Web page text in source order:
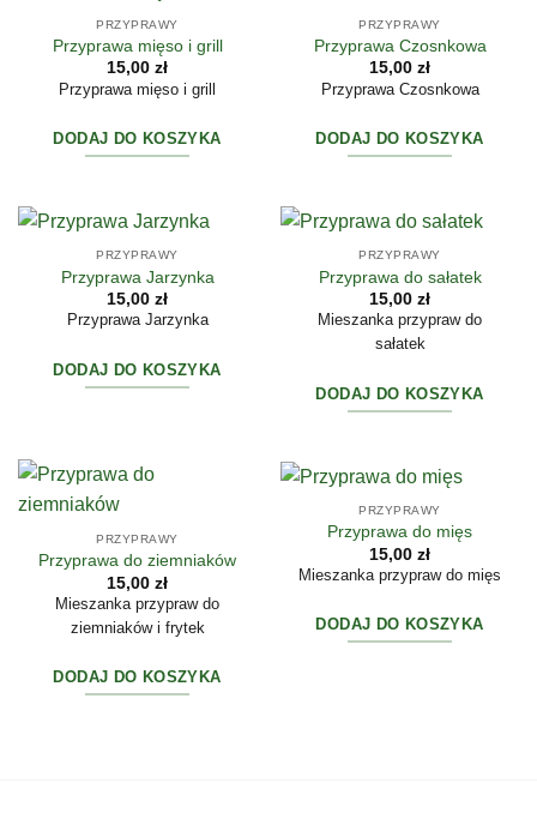
PRZYPRAWY
Przyprawa mięso i grill
15,00 zł
Przyprawa mięso i grill
DODAJ DO KOSZYKA
PRZYPRAWY
Przyprawa Czosnkowa
15,00 zł
Przyprawa Czosnkowa
DODAJ DO KOSZYKA
PRZYPRAWY
Przyprawa Jarzynka
15,00 zł
Przyprawa Jarzynka
DODAJ DO KOSZYKA
PRZYPRAWY
Przyprawa do sałatek
15,00 zł
Mieszanka przypraw do
sałatek
DODAJ DO KOSZYKA
PRZYPRAWY
Przyprawa do ziemniaków
15,00 zł
Mieszanka przypraw do
ziemniaków i frytek
DODAJ DO KOSZYKA
PRZYPRAWY
Przyprawa do mięs
15,00 zł
Mieszanka przypraw do mięs
DODAJ DO KOSZYKA